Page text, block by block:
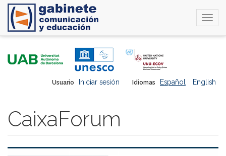
Idiomas Español English
Usuario Iniciar sesión
CaixaForum